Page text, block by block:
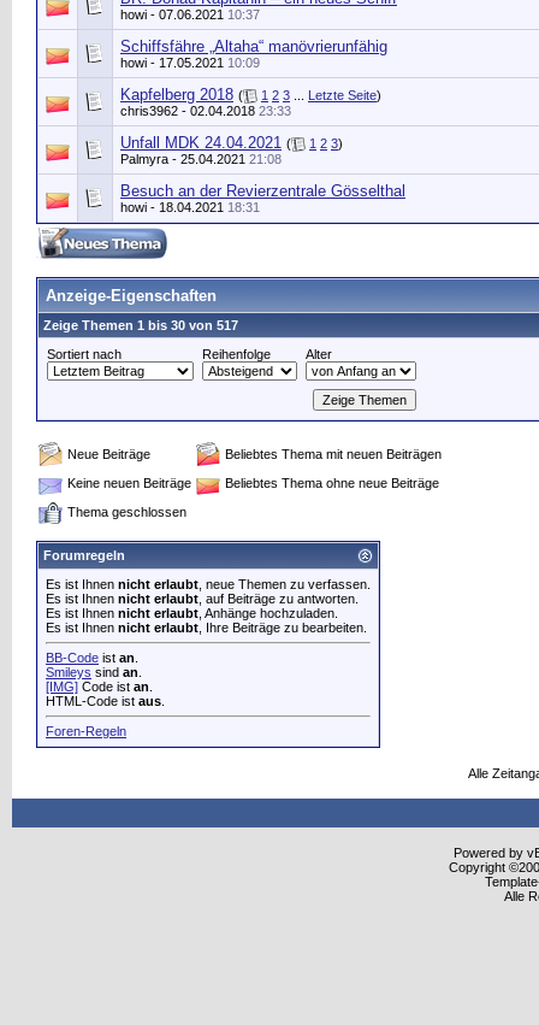
howi - 07.06.2021 10:37
Schiffsfähre „Altaha“ manövrierunfähig
howi - 17.05.2021 10:09
Kapfelberg 2018 ( 1 2 3 Letzte Seite)
chris3962 - 02.04.2018 23:33
Unfall MDK 24.04.2021 ( 1 2 3)
Palmyra - 25.04.2021 21:08
Besuch an der Revierzentrale Gösselthal
howi - 18.04.2021 18:31
Anzeige-Eigenschaften
Zeige Themen 1 bis 30 von 517
Sortiert nach
Reihenfolge Alter
Neue Beiträge
Beliebtes Thema mit neuen Beiträgen
Keine neuen Beiträge
Beliebtes Thema ohne neue Beiträge
Thema geschlossen
Forumregeln
Es ist Ihnen nicht erlaubt , neue Themen zu verfassen.
Es ist Ihnen nicht erlaubt , auf Beiträge zu antworten.
Es ist Ihnen nicht erlaubt , Anhänge hochzuladen.
Es ist Ihnen nicht erlaubt , Ihre Beiträge zu bearbeiten.
BB-Code ist an
Smileys sind an
[IMG] Code ist an
HTML-Code ist aus
Foren-Regeln
Alle
Powered by
Copyright
Alle